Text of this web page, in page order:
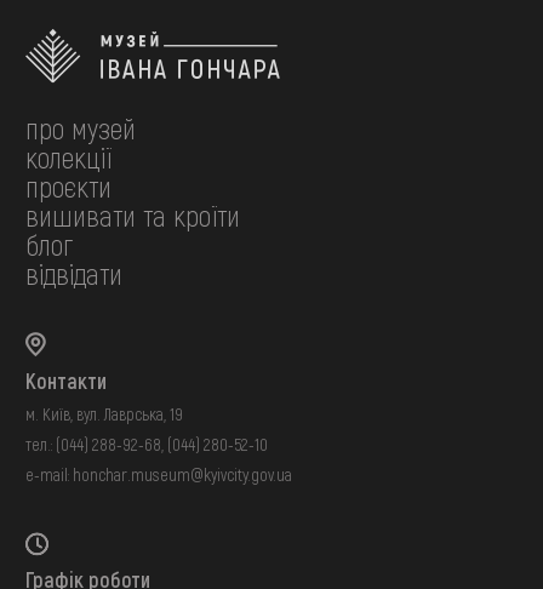
про музей
колекції
проєкти
вишивати та кроїти
блог
відвідати
Контакти
м. Київ, вул. Лаврська, 19
тел.: (044) 288-92-68 (044) 280-52-10
e-mail: honchar.museum@kyivcity.gov.ua
Графік роботи